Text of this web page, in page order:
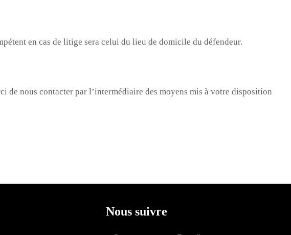
en cas de litige sera celui du lieu de domicile du défendeur.
nous contacter par l’intermédiaire des moyens mis à votre disposition
Nous suivre